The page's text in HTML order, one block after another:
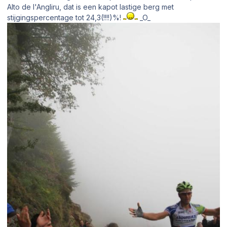
Alto de l'Angliru, dat is een kapot lastige berg met
stijgingspercentage tot 24,3(!!!!)%!
_O_